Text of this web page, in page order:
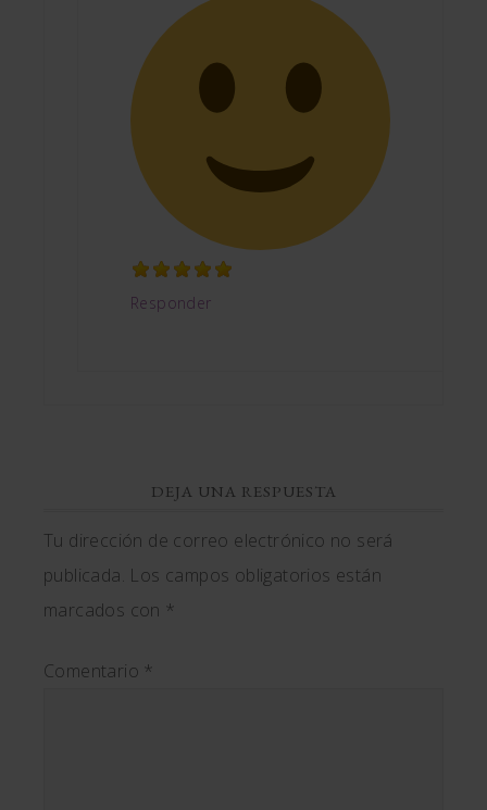
Responder
DEJA UNA RESPUESTA
Tu dirección de correo electrónico no será
publicada. Los campos obligatorios están
marcados con *
Comentario *